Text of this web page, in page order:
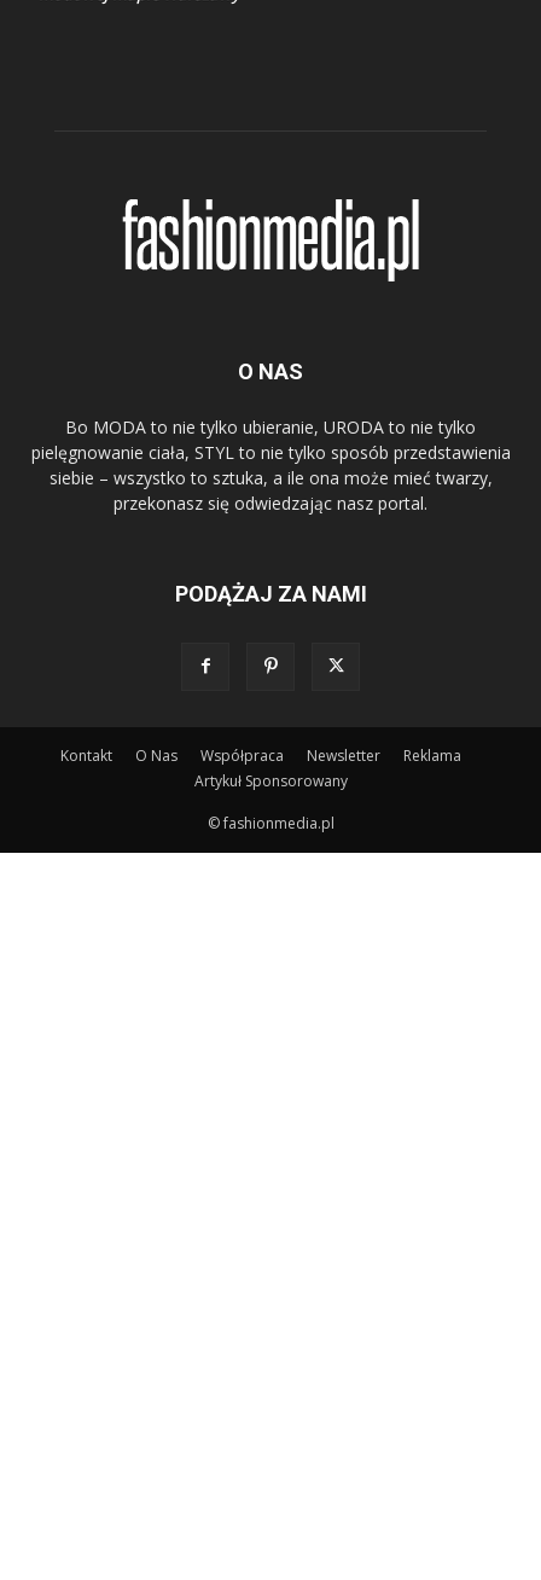
O NAS
Bo MODA to nie tylko ubieranie, URODA to nie tylko
pielęgnowanie ciała, STYL to nie tylko sposób przedstawienia
siebie – wszystko to sztuka, a ile ona może mieć twarzy,
przekonasz się odwiedzając nasz portal.
PODĄŻAJ ZA NAMI
Kontakt O Nas Współpraca Newsletter
Reklama
Artykuł Sponsorowany
© fashionmedia.pl